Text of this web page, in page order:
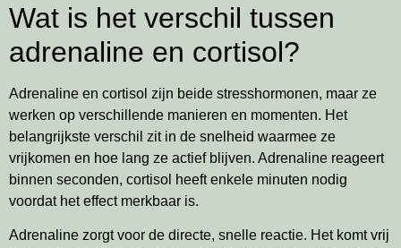
Wat is het verschil tussen
adrenaline en cortisol?
Adrenaline en cortisol zijn beide stresshormonen, maar ze
werken op verschillende manieren en momenten. Het
belangrijkste verschil zit in de snelheid waarmee ze
vrijkomen en hoe lang ze actief blijven. Adrenaline reageert
binnen seconden, cortisol heeft enkele minuten nodig
voordat het effect merkbaar is.
Adrenaline zorgt voor de directe, snelle reactie. Het komt vrij